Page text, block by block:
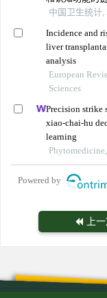
中国卫生统计,
Incidence and
liver
analysis
European
Sciences
Precision strike
xiao-chai-hu
learning
Powered by
上